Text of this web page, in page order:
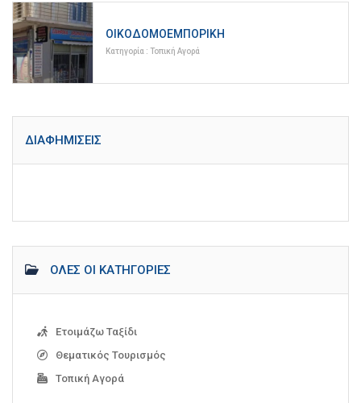
ΟΙΚΟΔΟΜΟΕΜΠΟΡΙΚΉ
Κατηγορία : Τοπική Αγορά
ΔΙΑΦΗΜΊΣΕΙΣ
ΌΛΕΣ ΟΙ ΚΑΤΗΓΟΡΊΕΣ
Ετοιμάζω Ταξίδι
Θεματικός Τουρισμός
Τοπική Αγορά